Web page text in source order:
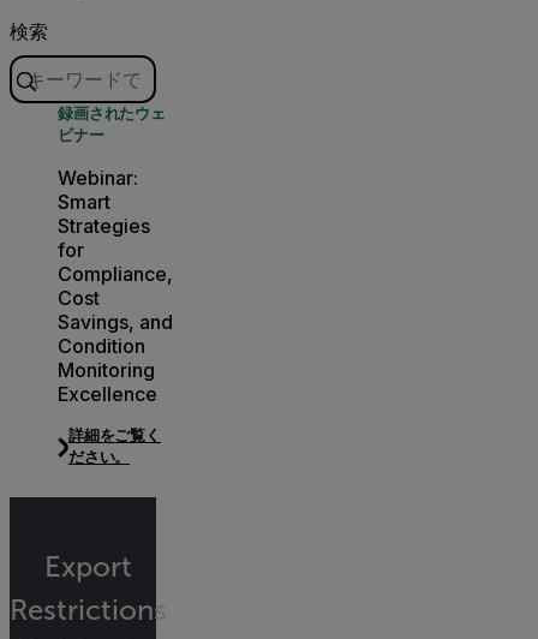
検索
録画されたウェ
ビナー
Webinar:
Smart
Strategies
for
Compliance,
Cost
Savings, and
Condition
Monitoring
Excellence
詳細をご覧く
ださい。
Export
Restrictions